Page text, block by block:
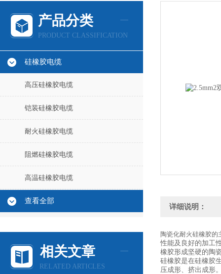
产品分类
PRODUCT CLASSIFICATION
硅橡胶电缆
高压硅橡胶电缆
铠装硅橡胶电缆
耐火硅橡胶电缆
阻燃硅橡胶电缆
高温硅橡胶电缆
查看全部
相关文章
RELATED ARTICLES
详细说明：
陶瓷化耐火硅橡胶的
性能及良好的加工
橡胶形成坚硬的陶
硅橡胶是在硅橡胶
压成形、挤出成形